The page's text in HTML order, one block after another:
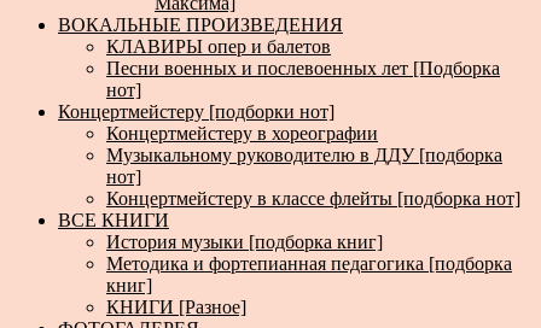
ВОКАЛЬНЫЕ ПРОИЗВЕДЕНИЯ
КЛАВИРЫ опер и балетов
Песни военных и послевоенных лет [Подборка
нот]
Концертмейстеру [подборки нот]
Концертмейстеру в хореографии
Музыкальному руководителю в ДДУ [подборка
нот]
Концертмейстеру в классе флейты [подборка нот]
ВСЕ КНИГИ
История музыки [подборка книг]
Методика и фортепианная педагогика [подборка
книг]
КНИГИ [Разное]